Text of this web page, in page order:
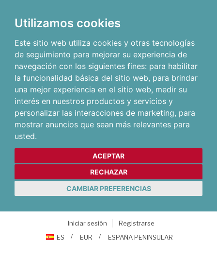
Utilizamos cookies
Este sitio web utiliza cookies y otras tecnologías
de seguimiento para mejorar su experiencia de
navegación con los siguientes fines: para habilitar
la funcionalidad básica del sitio web, para brindar
una mejor experiencia en el sitio web, medir su
interés en nuestros productos y servicios y
personalizar las interacciones de marketing, para
mostrar anuncios que sean más relevantes para
usted.
ACEPTAR
RECHAZAR
CAMBIAR PREFERENCIAS
Iniciar sesión
Registrarse
ES
EUR ESPAÑA PENINSULAR